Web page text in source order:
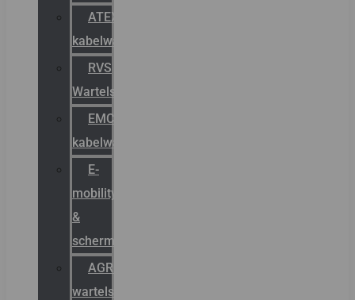
ATEX
kabelwartels
RVS
Wartels
EMC
kabelwartels
E-
mobility
&
schermstromen
AGRO
wartels